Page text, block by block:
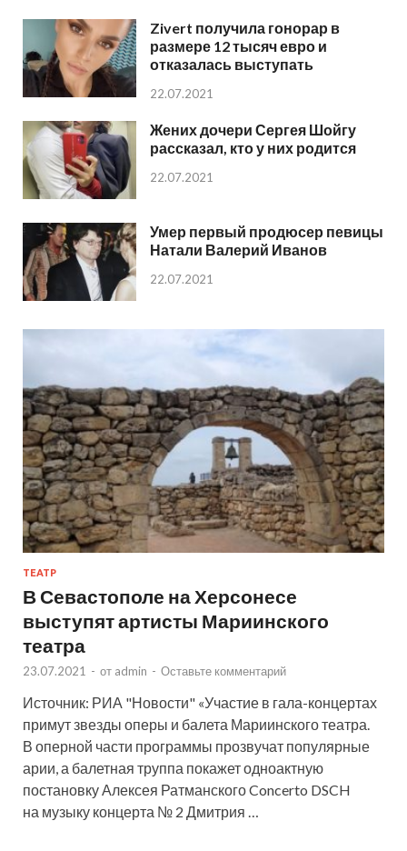
Zivert получила гонорар в
размере 12 тысяч евро и
отказалась выступать
22.07.2021
Жених дочери Сергея Шойгу
рассказал, кто у них родится
22.07.2021
Умер первый продюсер певицы
Натали Валерий Иванов
22.07.2021
ТЕАТР
В Севастополе на Херсонесе
выступят артисты Мариинского
театра
23.07.2021 - от admin - Оставьте комментарий
Источник: РИА "Новости" «Участие в гала-концертах
примут звезды оперы и балета Мариинского театра.
В оперной части программы прозвучат популярные
арии, а балетная труппа покажет одноактную
постановку Алексея Ратманского Concerto DSCH
на музыку концерта № 2 Дмитрия …